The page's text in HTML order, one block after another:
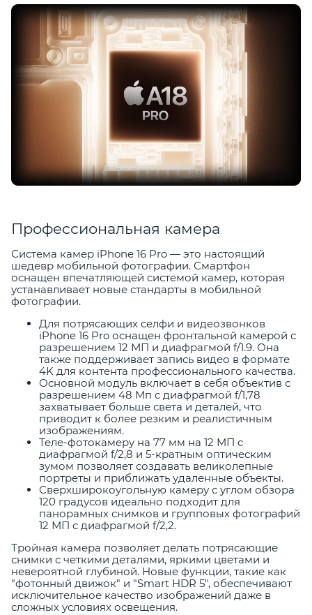
Профессиональная камера
Система камер iPhone 16 Pro — это настоящий
шедевр мобильной фотографии. Смартфон
оснащен впечатляющей системой камер, которая
устанавливает новые стандарты в мобильной
фотографии.
Для потрясающих селфи и видеозвонков
iPhone 16 Pro оснащен фронтальной камерой с
разрешением 12 МП и диафрагмой f/1.9. Она
также поддерживает запись видео в формате
4K для контента профессионального качества.
Основной модуль включает в себя объектив с
разрешением 48 Мп с диафрагмой f/1,78
захватывает больше света и деталей, что
приводит к более резким и реалистичным
изображениям.
Теле-фотокамеру на 77 мм на 12 МП с
диафрагмой f/2,8 и 5-кратным оптическим
зумом позволяет создавать великолепные
портреты и приближать удаленные объекты.
Сверхширокоугольную камеру с углом обзора
120 градусов идеально подходит для
панорамных снимков и групповых фотографий
12 МП с диафрагмой f/2,2.
Тройная камера позволяет делать потрясающие
снимки с четкими деталями, яркими цветами и
невероятной глубиной. Новые функции, такие как
"фотонный движок" и "Smart HDR 5", обеспечивают
исключительное качество изображений даже в
сложных условиях освещения.